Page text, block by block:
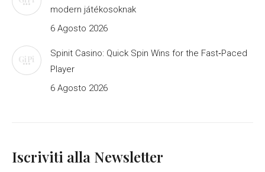
modern játékosoknak
6 Agosto 2026
Spinit Casino: Quick Spin Wins for the Fast‑Paced
Player
6 Agosto 2026
Iscriviti alla Newsletter